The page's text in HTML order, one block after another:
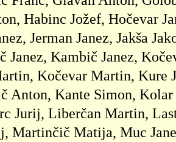
Habinc Jožef, Hočevar
Jerman Janez, Jakša
Janez, Kambič Janez,
Kočevar Martin, Kure
Anton, Kante Simon,
Jurij, Liberčan Martin,
Martinčič Matija, Muc